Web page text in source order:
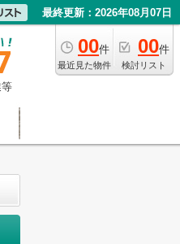
最終更新：2026年08月07日
00件
最近見た物件
00件
検討リスト